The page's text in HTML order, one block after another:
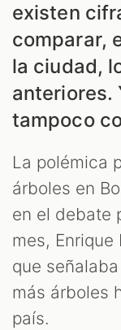
existen
comparar,
la ciudad,
anteriores.
tampoco
La polémica
árboles en
en el debate
mes,
que
más árboles
país.